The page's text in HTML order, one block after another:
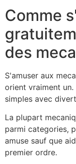
Comme
des
S'amuser aux
orient vraiment
simples avec
La plupart
parmi categories,
amuse sauf que
premier ordre.